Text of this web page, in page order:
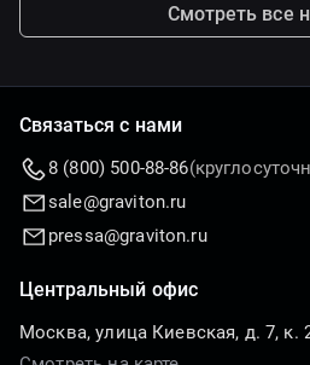
Смотреть все
Центральный офис
Москва, улица Киевская, д. 7, к.
Связаться с нами
8 (800) 500-88-86
sale@graviton.ru
pressa@graviton.ru